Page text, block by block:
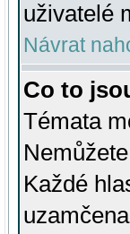
uživatelé
Návrat
Co to
Témata
Každé